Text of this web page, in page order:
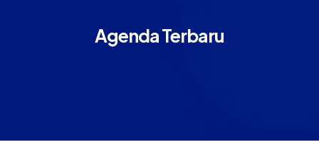
Agenda Terbaru